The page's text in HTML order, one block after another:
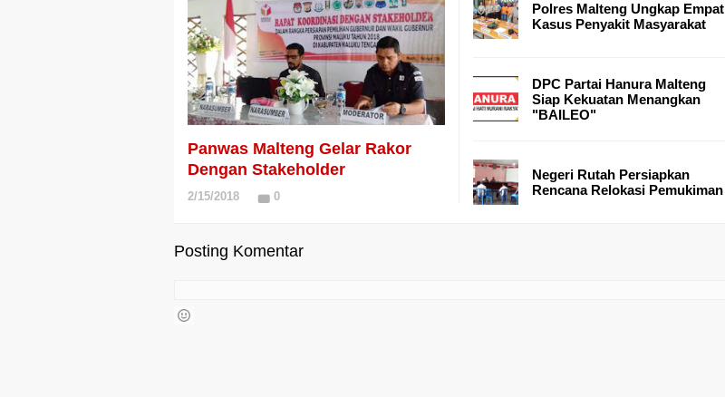
Panwas Malteng Gelar Rakor
Dengan Stakeholder
2/15/2018 0
Polres Malteng Ungkap Empat
Kasus Penyakit Masyarakat
DPC Partai Hanura Malteng
Siap Kekuatan Menangkan
"BAILEO"
Negeri Rutah Persiapkan
Rencana Relokasi Pemukiman
Posting Komentar